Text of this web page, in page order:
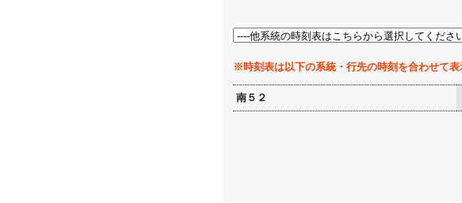
※時刻表は以下の系統・行先の時刻を合わせて表
南５２